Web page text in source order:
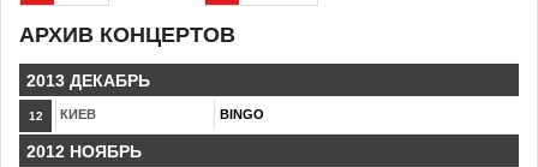
АРХИВ КОНЦЕРТОВ
2013 ДЕКАБРЬ
12 КИЕВ BINGO
2012 НОЯБРЬ